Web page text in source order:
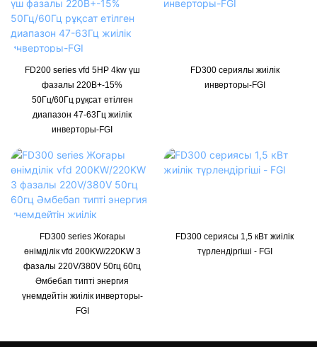
FD200 series vfd 5HP 4kw үш
фазалы 220В+-15%
50Гц/60Гц рұқсат етілген
диапазон 47-63Гц жиілік
инверторы-FGI
FD300 сериялы жиілік
инверторы-FGI
FD300 series Жоғары
өнімділік vfd 200KW/220KW 3
фазалы 220V/380V 50гц 60гц
Әмбебап типті энергия
үнемдейтін жиілік инверторы-
FGI
FD300 сериясы 1,5 кВт жиілік
түрлендіргіші - FGI